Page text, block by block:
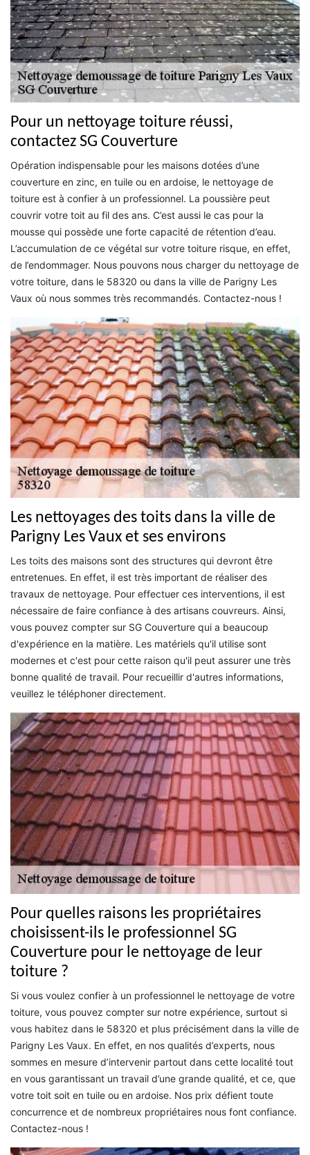
Pour un nettoyage toiture réussi,
contactez SG Couverture
Opération indispensable pour les maisons dotées d’une
couverture en zinc, en tuile ou en ardoise, le nettoyage de
toiture est à confier à un professionnel. La poussière peut
couvrir votre toit au fil des ans. C’est aussi le cas pour la
mousse qui possède une forte capacité de rétention d’eau.
L’accumulation de ce végétal sur votre toiture risque, en effet,
de l’endommager. Nous pouvons nous charger du nettoyage de
votre toiture, dans le 58320 ou dans la ville de Parigny Les
Vaux où nous sommes très recommandés. Contactez-nous !
Les nettoyages des toits dans la ville de
Parigny Les Vaux et ses environs
Les toits des maisons sont des structures qui devront être
entretenues. En effet, il est très important de réaliser des
travaux de nettoyage. Pour effectuer ces interventions, il est
nécessaire de faire confiance à des artisans couvreurs. Ainsi,
vous pouvez compter sur SG Couverture qui a beaucoup
d'expérience en la matière. Les matériels qu'il utilise sont
modernes et c'est pour cette raison qu'il peut assurer une très
bonne qualité de travail. Pour recueillir d'autres informations,
veuillez le téléphoner directement.
Pour quelles raisons les propriétaires
choisissent-ils le professionnel SG
Couverture pour le nettoyage de leur
toiture ?
Si vous voulez confier à un professionnel le nettoyage de votre
toiture, vous pouvez compter sur notre expérience, surtout si
vous habitez dans le 58320 et plus précisément dans la ville de
Parigny Les Vaux. En effet, en nos qualités d’experts, nous
sommes en mesure d’intervenir partout dans cette localité tout
en vous garantissant un travail d’une grande qualité, et ce, que
votre toit soit en tuile ou en ardoise. Nos prix défient toute
concurrence et de nombreux propriétaires nous font confiance.
Contactez-nous !